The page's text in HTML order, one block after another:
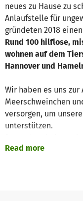
neues zu Hause zu
Anlaufstelle für
gründeten 2018
Rund 100 hilflose,
wohnen auf dem
Hannover und
Wir haben es uns
Meerschweinchen
versorgen, um
unterstützen.
misshandelte Tiere
und/oder
Read more